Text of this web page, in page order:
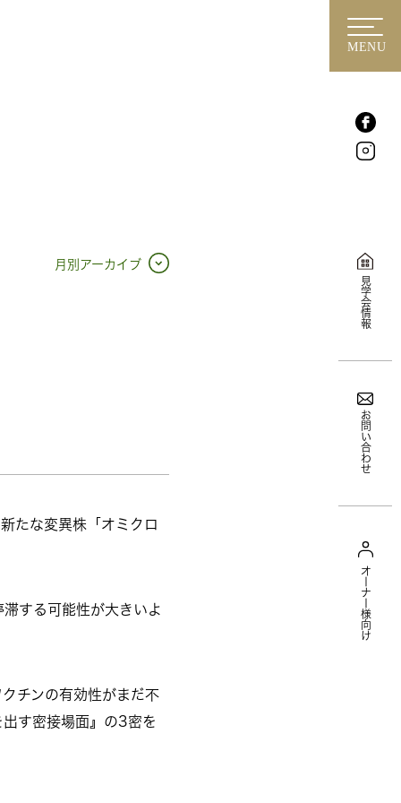
MENU
見学会情報
お問い合わせ
オーナー様向け
月別アーカイブ
たな変異株「オミクロ
する可能性が大きいよ
チンの有効性がまだ不
す密接場面』の3密を